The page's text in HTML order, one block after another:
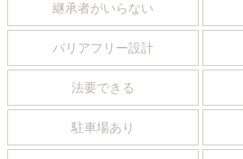
継承者がいらない
バリアフリー設計
法要できる
駐車場あり